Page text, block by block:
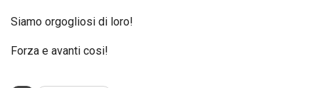
Siamo orgogliosi di loro!
Forza e avanti cosi!